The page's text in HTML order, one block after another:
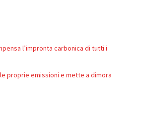
l’impronta carbonica di tutti i
proprie emissioni e mette a dimora